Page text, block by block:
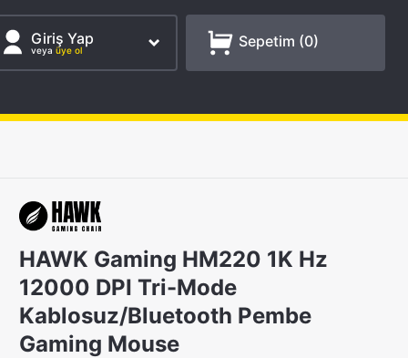
Giriş Yap
veya üye ol Sepetim (0)
HAWK Gaming HM220 1K Hz
12000 DPI Tri-Mode
Kablosuz/Bluetooth Pembe
Gaming Mouse